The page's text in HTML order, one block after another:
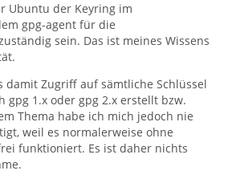
Ubuntu der Keyring im
gpg-agent für die
sein. Das ist meines Wissens
damit Zugriff auf sämtliche Schlüssel
gpg 1.x oder gpg 2.x erstellt bzw.
Thema habe ich mich jedoch nie
weil es normalerweise ohne
funktioniert. Es ist daher nichts